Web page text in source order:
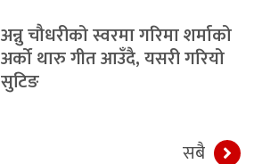
अन्नु चौधरीको स्वरमा गरिमा शर्माको
अर्को थारु गीत आउँदै, यसरी गरियो
सुटिङ
सबै